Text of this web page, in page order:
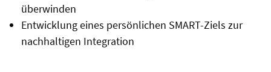
überwinden
Entwicklung eines persönlichen SMART-Ziels zur
nachhaltigen Integration